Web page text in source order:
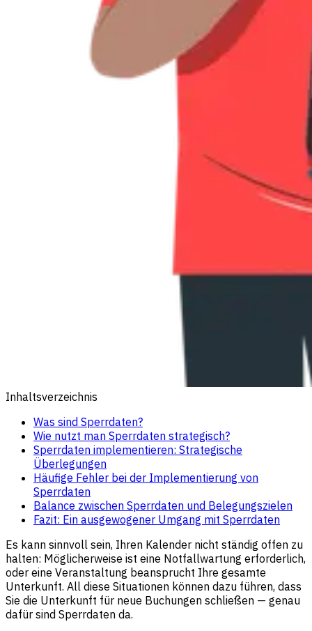
Inhaltsverzeichnis
Was sind Sperrdaten?
Wie nutzt man Sperrdaten strategisch?
Sperrdaten implementieren: Strategische
Überlegungen
Häufige Fehler bei der Implementierung von
Sperrdaten
Balance zwischen Sperrdaten und Belegungszielen
Fazit: Ein ausgewogener Umgang mit Sperrdaten
Es kann sinnvoll sein, Ihren Kalender nicht ständig offen zu
halten: Möglicherweise ist eine Notfallwartung erforderlich,
oder eine Veranstaltung beansprucht Ihre gesamte
Unterkunft. All diese Situationen können dazu führen, dass
Sie die Unterkunft für neue Buchungen schließen — genau
dafür sind Sperrdaten da.